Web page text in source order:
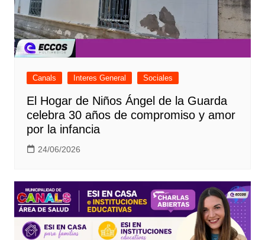
Canals Interes General Sociales
El Hogar de Niños Ángel de la Guarda
celebra 30 años de compromiso y amor
por la infancia
24/06/2026